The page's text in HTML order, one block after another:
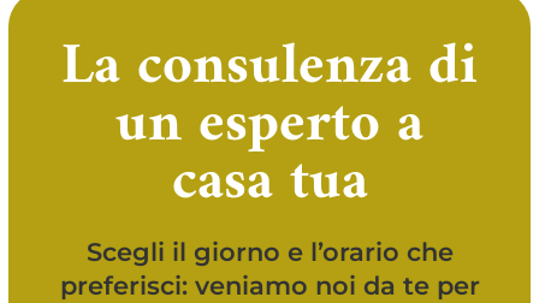
La consulenza di
un esperto a
casa tua
Scegli il giorno e l’orario che
preferisci: veniamo noi da te per